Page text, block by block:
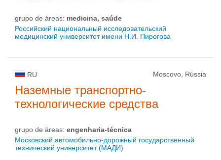
grupo de áreas: medicina, saúde
Российский национальный исследовательский
медицинский университет имени Н.И. Пирогова
RU Moscovo, Rússia
Наземные транспортно-
технологические средства
grupo de áreas: engenharia-técnica
Московский автомобильно-дорожный государственный
технический университет (МАДИ)